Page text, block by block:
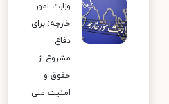
وزارت امور
خارجه: برای
دفاع
مشروع از
حقوق و
امنیت ملی